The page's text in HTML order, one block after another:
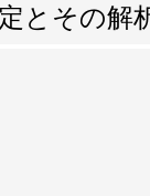
とその解